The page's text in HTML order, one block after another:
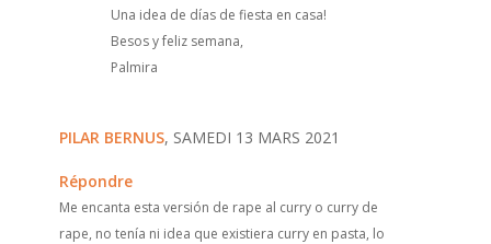
Una idea de días de fiesta en casa!
Besos y feliz semana,
Palmira
PILAR BERNUS, SAMEDI 13 MARS 2021
Répondre
Me encanta esta versión de rape al curry o curry de
rape, no tenía ni idea que existiera curry en pasta, lo